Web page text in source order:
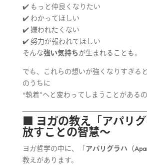
✔️ もっと仲良くなりたい
✔️ わかってほしい
✔️ 嫌われたくない
✔️ 努力が報われてほしい
そんな強い気持ちが生まれることも。
でも、これらの想いが強くなりすぎる
のうちに
“執着”へと変わってしまうことがあるの
■ ヨガの教え「アパリ
放すことの智慧〜
ヨガ哲学の中に、「アパリグラハ（
教えがあります。